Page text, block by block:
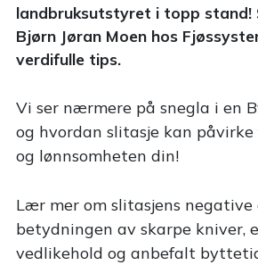
landbruksutstyret i topp stand!
Bjørn Jøran Moen hos
verdifulle tips.
Vi ser nærmere på snegla i en
og hvordan slitasje kan
og lønnsomheten din!
Lær mer om slitasjens negative
betydningen av skarpe kniver,
vedlikehold og anbefalt